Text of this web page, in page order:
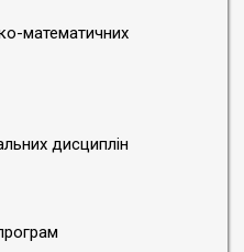
математичних
дисциплін